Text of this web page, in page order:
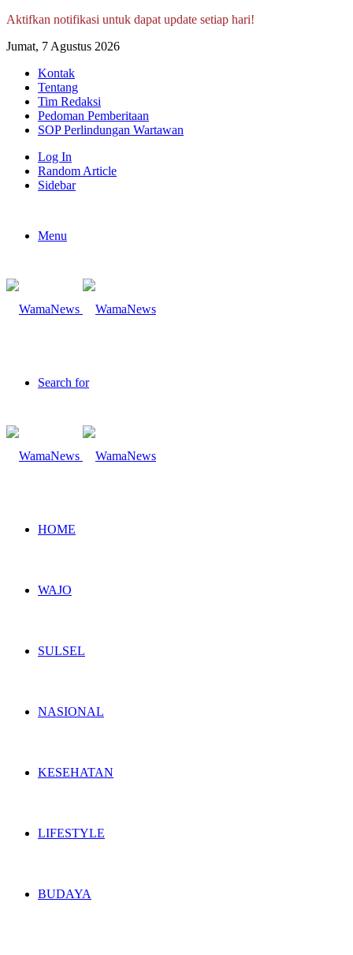
Aktifkan notifikasi untuk dapat update setiap hari!
Jumat, 7 Agustus 2026
Kontak
Tentang
Tim Redaksi
Pedoman Pemberitaan
SOP Perlindungan Wartawan
Log In
Random Article
Sidebar
Menu
Search for
HOME
WAJO
SULSEL
NASIONAL
KESEHATAN
LIFESTYLE
BUDAYA